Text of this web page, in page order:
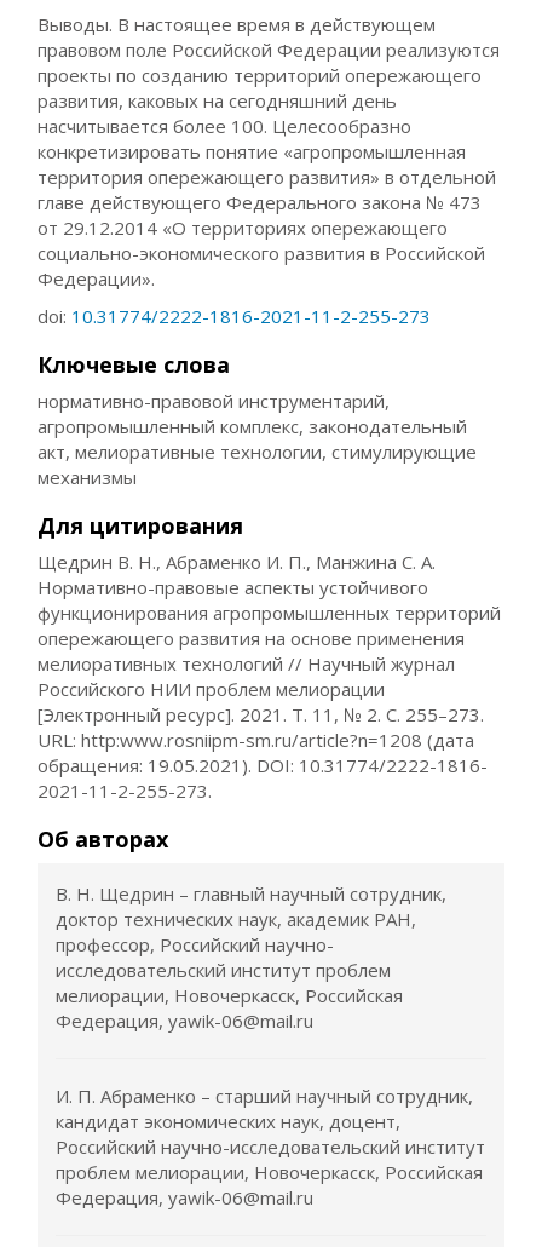
Выводы. В настоящее время в действующем
правовом поле Российской Федерации реализуются
проекты по созданию территорий опережающего
развития, каковых на сегодняшний день
насчитывается более 100. Целесообразно
конкретизировать понятие «агропромышленная
территория опережающего развития» в отдельной
главе действующего Федерального закона № 473
от 29.12.2014 «О территориях опережающего
социально-экономического развития в Российской
Федерации».
doi: 10.31774/2222-1816-2021-11-2-255-273
Ключевые слова
нормативно-правовой инструментарий,
агропромышленный комплекс, законодательный
акт, мелиоративные технологии, стимулирующие
механизмы
Для цитирования
Щедрин В. Н., Абраменко И. П., Манжина С. А.
Нормативно-правовые аспекты устойчивого
функционирования агропромышленных территорий
опережающего развития на основе применения
мелиоративных технологий // Научный журнал
Российского НИИ проблем мелиорации
[Электронный ресурс]. 2021. Т. 11, № 2. С. 255–273.
URL: http:www.rosniipm-sm.ru/article?n=1208 (дата
обращения: 19.05.2021). DOI: 10.31774/2222-1816-
2021-11-2-255-273.
Об авторах
В. Н. Щедрин – главный научный сотрудник,
доктор технических наук, академик РАН,
профессор, Российский научно-
исследовательский институт проблем
мелиорации, Новочеркасск, Российская
Федерация, yawik-06@mail.ru
И. П. Абраменко – старший научный сотрудник,
кандидат экономических наук, доцент,
Российский научно-исследовательский институт
проблем мелиорации, Новочеркасск, Российская
Федерация, yawik-06@mail.ru